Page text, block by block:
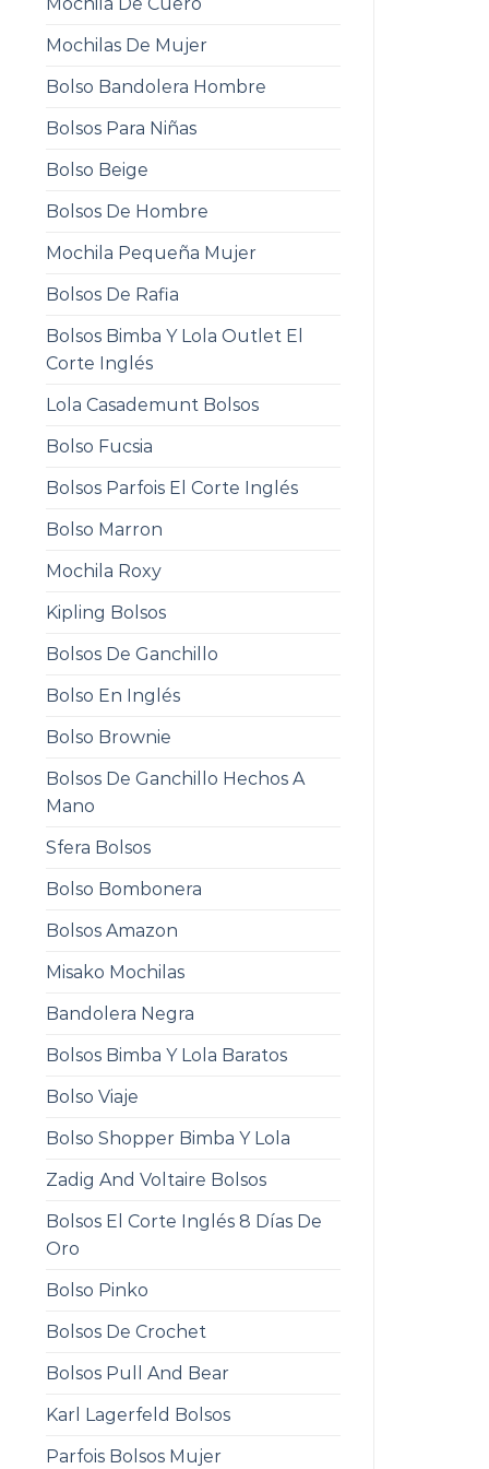
Mochilas De Mujer
Bolso Bandolera Hombre
Bolsos Para Niñas
Bolso Beige
Bolsos De Hombre
Mochila Pequeña Mujer
Bolsos De Rafia
Bolsos Bimba Y Lola Outlet El
Corte Inglés
Lola Casademunt Bolsos
Bolso Fucsia
Bolsos Parfois El Corte Inglés
Bolso Marron
Mochila Roxy
Kipling Bolsos
Bolsos De Ganchillo
Bolso En Inglés
Bolso Brownie
Bolsos De Ganchillo Hechos A
Mano
Sfera Bolsos
Bolso Bombonera
Bolsos Amazon
Misako Mochilas
Bandolera Negra
Bolsos Bimba Y Lola Baratos
Bolso Viaje
Bolso Shopper Bimba Y Lola
Zadig And Voltaire Bolsos
Bolsos El Corte Inglés 8 Días De
Oro
Bolso Pinko
Bolsos De Crochet
Bolsos Pull And Bear
Karl Lagerfeld Bolsos
Parfois Bolsos Mujer